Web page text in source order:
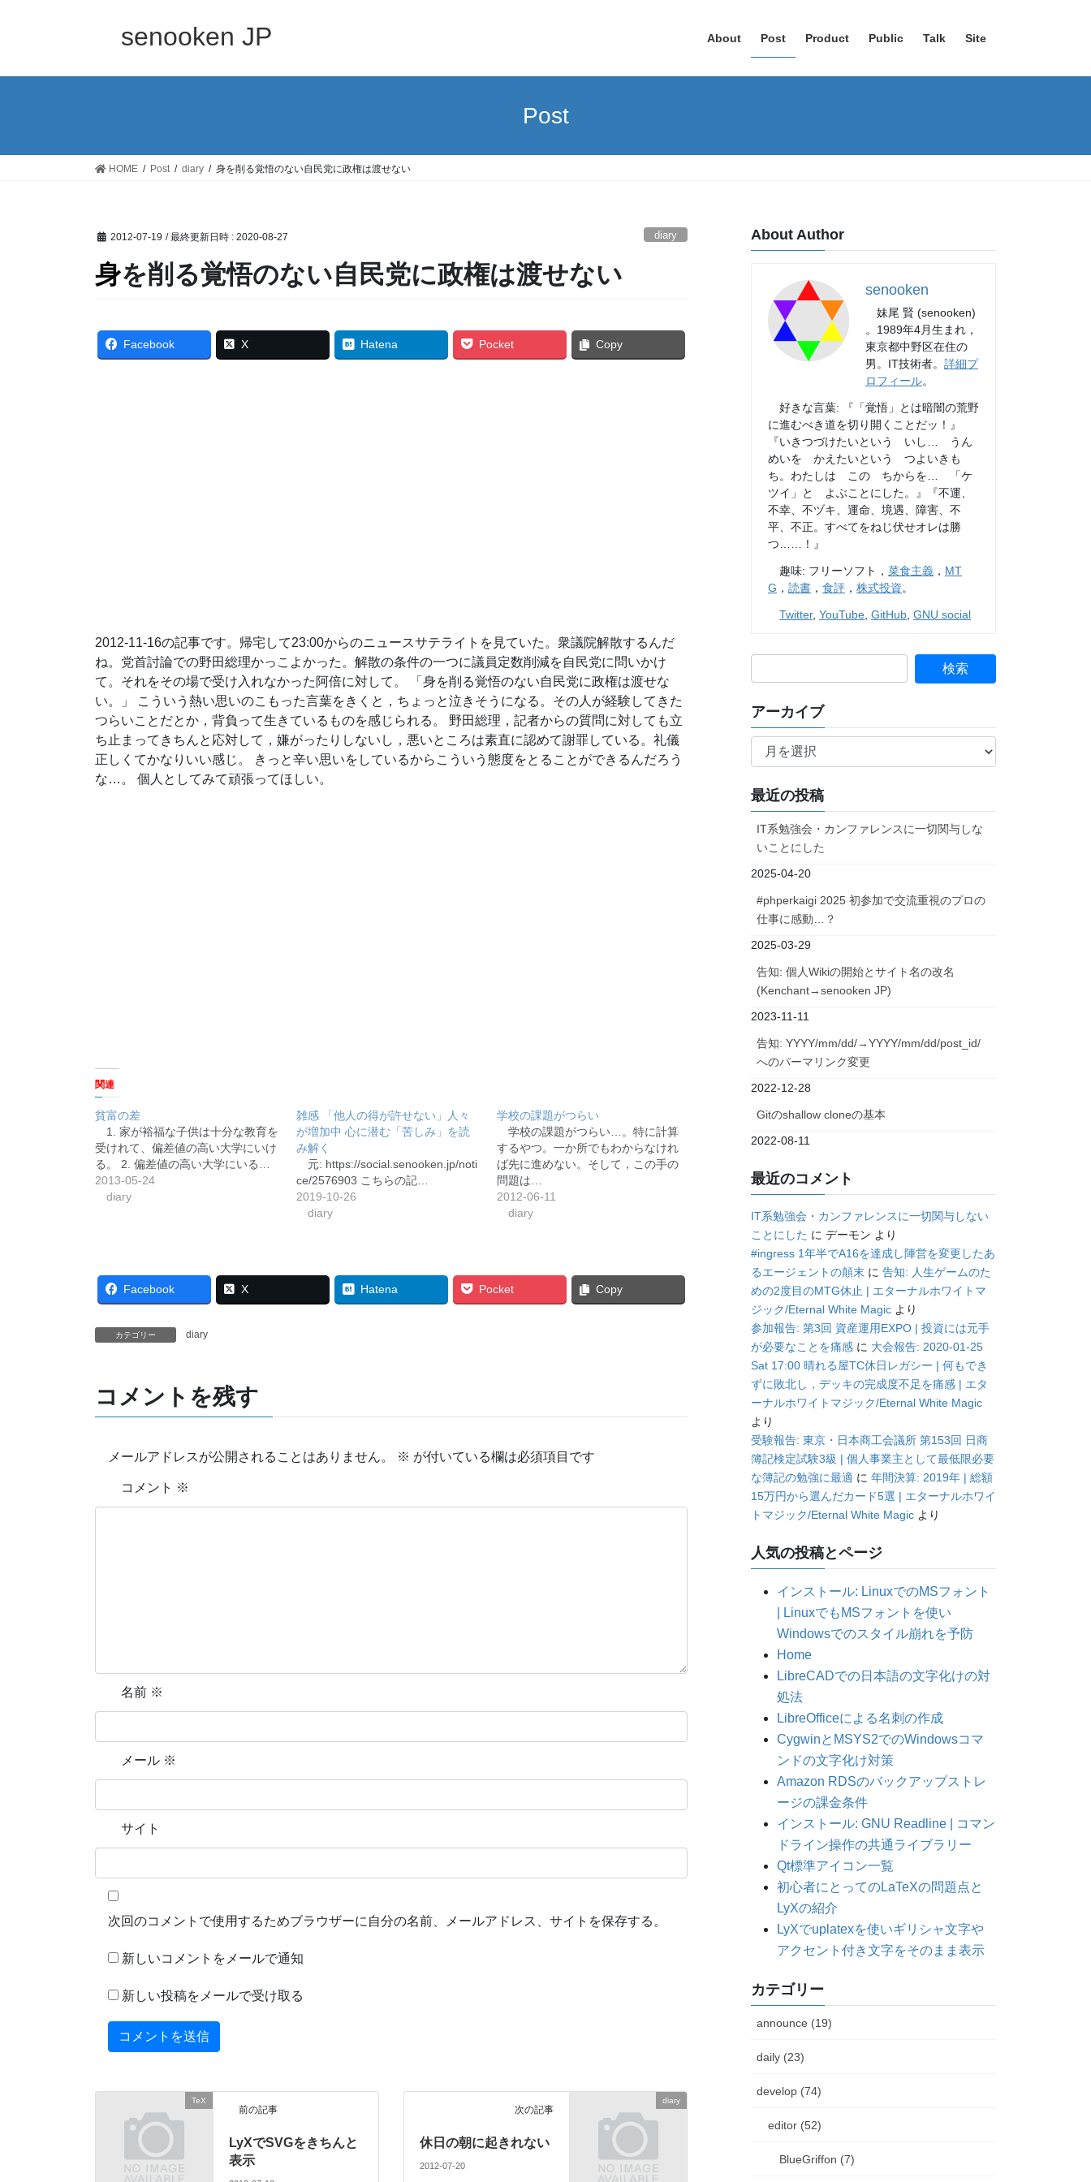
senooken JP About Post Product Public Talk Site
Post
HOME Post diary 身を削る覚悟のない自民党に政権は渡せない
2012-07-19 / 最終更新日時 : 2020-08-27 diary
身を削る覚悟のない自民党に政権は渡せない
Facebook X Hatena Pocket Copy
2012-11-16の記事です。帰宅して23:00からのニュースサテライトを見ていた。衆議院解散するんだ
ね。党首討論での野田総理かっこよかった。解散の条件の一つに議員定数削減を自民党に問いかけ
て。それをその場で受け入れなかった阿倍に対して。 「身を削る覚悟のない自民党に政権は渡せな
い。」 こういう熱い思いのこもった言葉をきくと，ちょっと泣きそうになる。その人が経験してきた
つらいことだとか，背負って生きているものを感じられる。 野田総理，記者からの質問に対しても立
ち止まってきちんと応対して，嫌がったりしないし，悪いところは素直に認めて謝罪している。礼儀
正しくてかなりいい感じ。 きっと辛い思いをしているからこういう態度をとることができるんだろう
な…。 個人としてみて頑張ってほしい。
関連
貧富の差
1. 家が裕福な子供は十分な教育を
受けれて、偏差値の高い大学にいけ
る。 2. 偏差値の高い大学にいる…
2013-05-24
diary
雑感 「他人の得が許せない」人々
が増加中 心に潜む「苦しみ」を読
み解く
元: https://social.senooken.jp/noti
ce/2576903 こちらの記…
2019-10-26
diary
学校の課題がつらい
学校の課題がつらい…。特に計算
するやつ。一か所でもわからなけれ
ば先に進めない。そして，この手の
問題は…
2012-06-11
diary
Facebook X Hatena Pocket Copy
カテゴリー diary
コメントを残す
メールアドレスが公開されることはありません。 ※ が付いている欄は必須項目です
コメント ※
名前 ※
メール ※
サイト
次回のコメントで使用するためブラウザーに自分の名前、メールアドレス、サイトを保存する。
新しいコメントをメールで通知
新しい投稿をメールで受け取る
TeX
前の記事
LyXでSVGをきちんと
表示
diary
次の記事
休日の朝に起きれない
2012-07-20
About Author
senooken
妹尾 賢 (senooken)
。1989年4月生まれ，
東京都中野区在住の
男。IT技術者。詳細プ
ロフィール。
好きな言葉: 『「覚悟」とは暗闇の荒野
に進むべき道を切り開くことだッ！』
『いきつづけたいという いし… うん
めいを かえたいという つよいきも
ち。わたしは この ちからを… 「ケ
ツイ」と よぶことにした。』『不運、
不幸、不ヅキ、運命、境遇、障害、不
平、不正。すべてをねじ伏せオレは勝
つ……！』
趣味: フリーソフト，菜食主義 ， MT
G ，読書 ，食評 ，株式投資。
Twitter,YouTube ,GitHub ,GNU social
アーカイブ
ア
イ
ブ
最近の投稿
IT系勉強会・カンファレンスに一切関与しな
いことにした
2025-04-20
#phperkaigi 2025 初参加で交流重視のプロの
仕事に感動…？
2025-03-29
告知: 個人Wikiの開始とサイト名の改名
(Kenchant→senooken JP)
2023-11-11
告知: YYYY/mm/dd/→YYYY/mm/dd/post_id/
へのパーマリンク変更
2022-12-28
Gitのshallow cloneの基本
2022-08-11
最近のコメント
IT系勉強会・カンファレンスに一切関与しない
ことにした にデーモン より
#ingress 1年半でA16を達成し陣営を変更したあ
るエージェントの顛末 に告知: 人生ゲームのた
めの2度目のMTG休止 | エターナルホワイトマ
ジック/Eternal White Magic より
参加報告: 第3回 資産運用EXPO | 投資には元手
が必要なことを痛感 に 大会報告: 2020-01-25
Sat 17:00 晴れる屋TC休日レガシー | 何もでき
ずに敗北し，デッキの完成度不足を痛感 | エタ
ーナルホワイトマジック/Eternal White Magic
より
受験報告: 東京・日本商工会議所 第153回 日商
簿記検定試験3級 | 個人事業主として最低限必要
な簿記の勉強に最適 に年間決算: 2019年 | 総額
15万円から選んだカード5選 | エターナルホワイ
トマジック/Eternal White Magic より
人気の投稿とページ
インストール: LinuxでのMSフォント
| LinuxでもMSフォントを使い
Windowsでのスタイル崩れを予防
Home
LibreCADでの日本語の文字化けの対
処法
LibreOfficeによる名刺の作成
CygwinとMSYS2でのWindowsコマ
ンドの文字化け対策
Amazon RDSのバックアップストレ
ージの課金条件
インストール: GNU Readline | コマン
ドライン操作の共通ライブラリー
Qt標準アイコン一覧
初心者にとってのLaTeXの問題点と
LyXの紹介
LyXでuplatexを使いギリシャ文字や
アクセント付き文字をそのまま表示
カテゴリー
announce (19)
daily (23)
develop (74)
editor (52)
BlueGriffon (7)